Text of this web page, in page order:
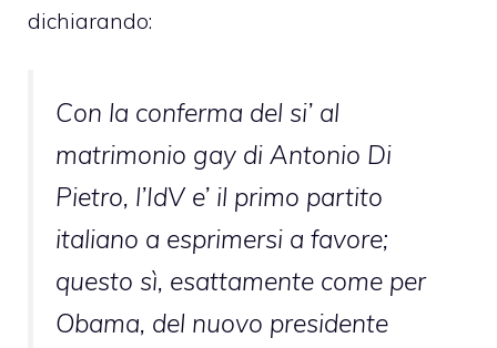
dichiarando:
Con la conferma del si’ al
matrimonio gay di Antonio Di
Pietro, l’IdV e’ il primo partito
italiano a esprimersi a favore;
questo sì, esattamente come per
Obama, del nuovo presidente